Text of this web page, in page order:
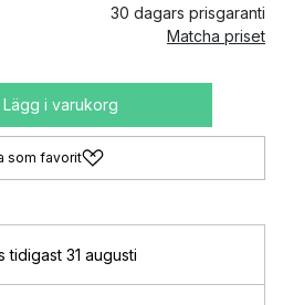
30 dagars prisgaranti
Matcha priset
Lägg i varukorg
som favorit
tidigast 31 augusti